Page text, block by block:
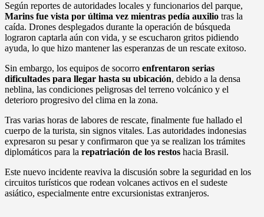
Según reportes de autoridades locales y funcionarios del parque,
Marins fue vista por última vez mientras pedía auxilio tras la
caída. Drones desplegados durante la operación de búsqueda
lograron captarla aún con vida, y se escucharon gritos pidiendo
ayuda, lo que hizo mantener las esperanzas de un rescate exitoso.
Sin embargo, los equipos de socorro enfrentaron serias
dificultades para llegar hasta su ubicación, debido a la densa
neblina, las condiciones peligrosas del terreno volcánico y el
deterioro progresivo del clima en la zona.
Tras varias horas de labores de rescate, finalmente fue hallado el
cuerpo de la turista, sin signos vitales. Las autoridades indonesias
expresaron su pesar y confirmaron que ya se realizan los trámites
diplomáticos para la repatriación de los restos hacia Brasil.
Este nuevo incidente reaviva la discusión sobre la seguridad en los
circuitos turísticos que rodean volcanes activos en el sudeste
asiático, especialmente entre excursionistas extranjeros.